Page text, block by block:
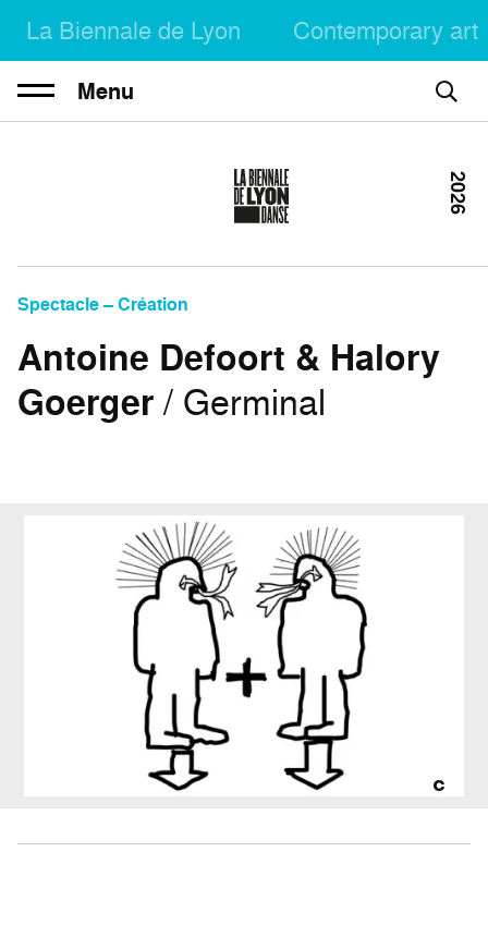
La Biennale de Lyon Contemporary art
Menu
Spectacle – Création
Antoine Defoort & Halory
Goerger/ Germinal
2026